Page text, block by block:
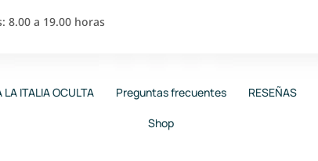
8.00 a 19.00 horas
LA ITALIA OCULTA Preguntas frecuentes RESEÑAS
Shop